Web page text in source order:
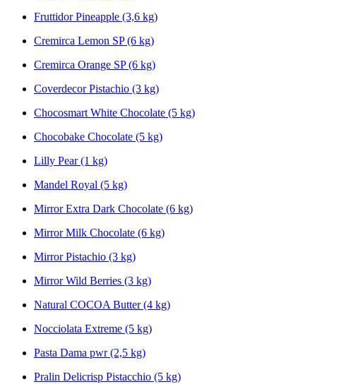
Fruttidor Pineapple (3,6 kg)
Cremirca Lemon SP (6 kg)
Cremirca Orange SP (6 kg)
Coverdecor Pistachio (3 kg)
Chocosmart White Chocolate (5 kg)
Chocobake Chocolate (5 kg)
Lilly Pear (1 kg)
Mandel Royal (5 kg)
Mirror Extra Dark Chocolate (6 kg)
Mirror Milk Chocolate (6 kg)
Mirror Pistachio (3 kg)
Mirror Wild Berries (3 kg)
Natural COCOA Butter (4 kg)
Nocciolata Extreme (5 kg)
Pasta Dama pwr (2,5 kg)
Pralin Delicrisp Pistacchio (5 kg)